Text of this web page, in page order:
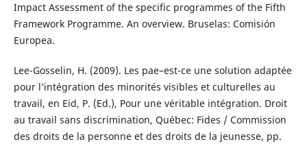
Impact Assessment of the specific programmes of the Fifth
Framework Programme. An overview. Bruselas: Comisión
Europea.
Lee-Gosselin, H. (2009). Les pae–est-ce une solution adaptée
pour l’intégration des minorités visibles et culturelles au
travail, en Eid, P. (Ed.), Pour une véritable intégration. Droit
au travail sans discrimination, Québec: Fides / Commission
des droits de la personne et des droits de la jeunesse, pp.